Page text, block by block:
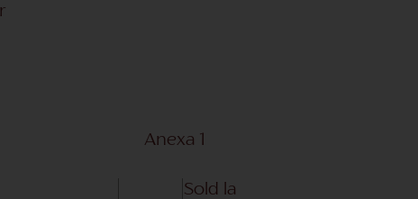
Anexa 1
Sold la